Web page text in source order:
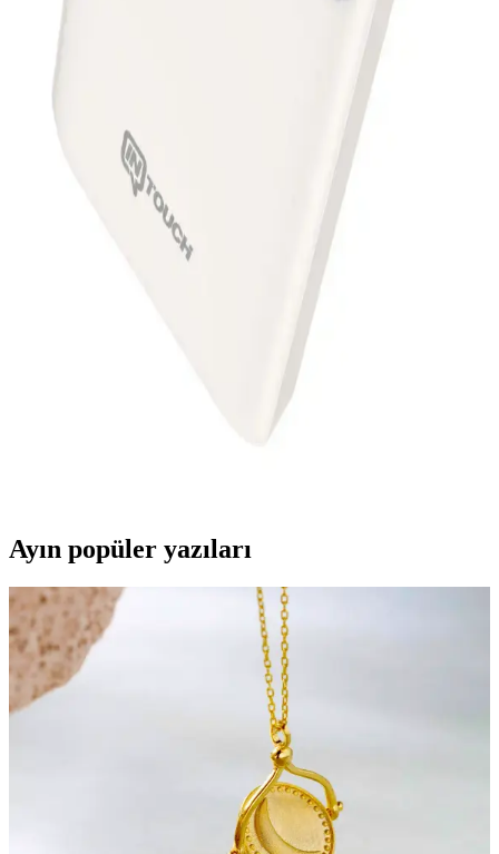
Kablosuz powerbankler, hareket halindeyken cihazlarınızı kablo
kullanmadan şarj etmenizi sağlar. Güvenilir markalar ve farklı
kapasite seçenekleriyle pratik ve güvenli şarj imkanı sunar.
Woyax Powerbank 5000: Günlük Kullanım İçin
Pratik ve Güvenilir Taşınabilir Enerji Kaynağı
Woyax Powerbank 5000, 5000 mAh kapasitesiyle hafif ve
taşınabilir, çeşitli cihazlarla uyumlu, günlük kullanım ve seyahatler
için ideal, hızlı ve kolay şarj sağlayan pratik bir enerji çözümüdür.
Acl PW-99 ve Nautica P200 Powerbank
Karşılaştırması En İyi Seçenekleri İnceleme
İki popüler taşınabilir şarj cihazı olan Acl PW-99 ile Nautica P200'ü
detaylı karşılaştırıyoruz. Kapasiteleri, hız ve güvenlik özellikleriyle
hangi ürün ihtiyaçlarınızı daha iyi karşılar öğrenin.
İntouch 10.000mAh PD 20W Powerbank ile Hızlı ve
Ayın popüler yazıları